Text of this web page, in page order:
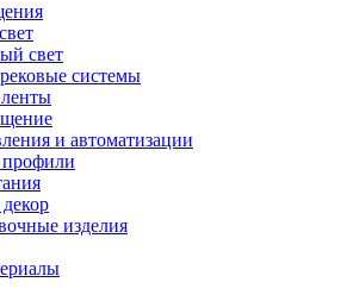
свет
системы
и автоматизации
изделия